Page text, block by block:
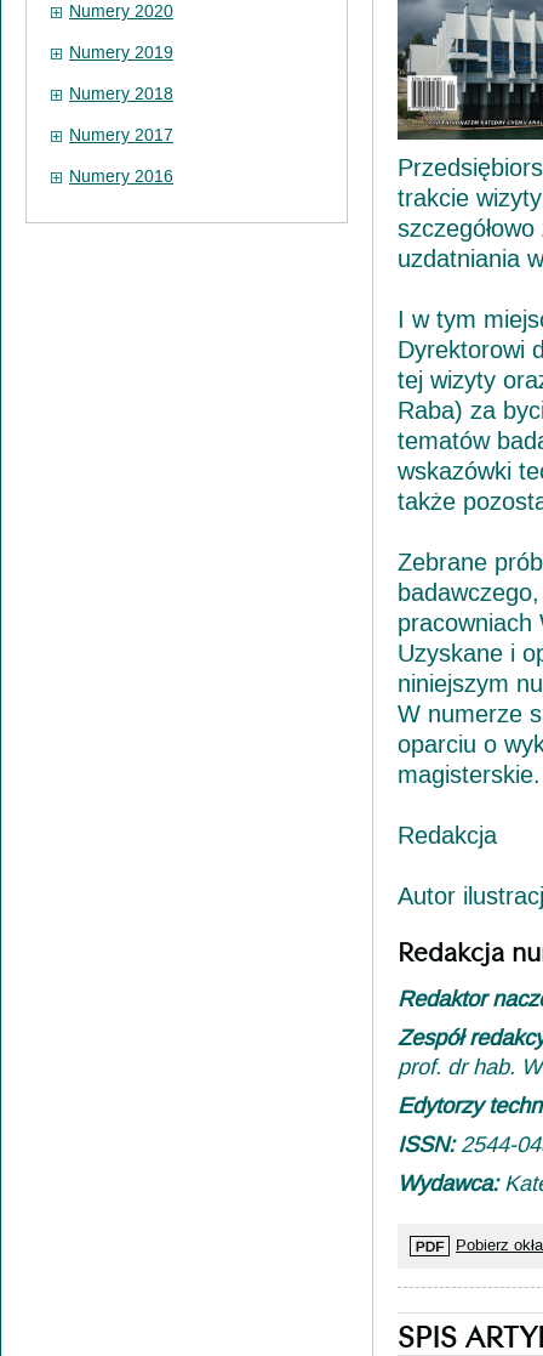
Numery 2020
Numery 2019
Numery 2018
Numery 2017
Numery 2016
trakcie
uzdatniania
I w tym
Dyrektorowi
tej wizyty
Raba) za
tematów
wskazówki
także
Zebrane
pracowniach
Uzyskane i
niniejszym
W numerze
oparciu o
magisterskie.
Redakcja
Autor
Redakcja
Redaktor
Zespół
prof. dr hab.
Edytorzy
ISSN:2544-
Wydawca:
Pobierz
SPIS